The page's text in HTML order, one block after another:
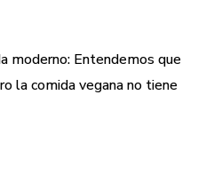
moderno: Entendemos que
la comida vegana no tiene